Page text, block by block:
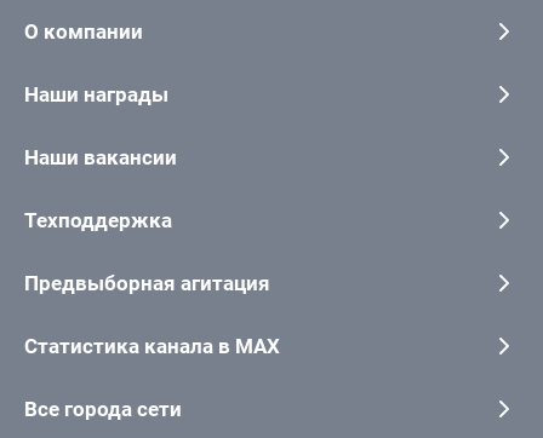
О компании
Наши награды
Наши вакансии
Техподдержка
Предвыборная агитация
Статистика канала в MAX
Все города сети